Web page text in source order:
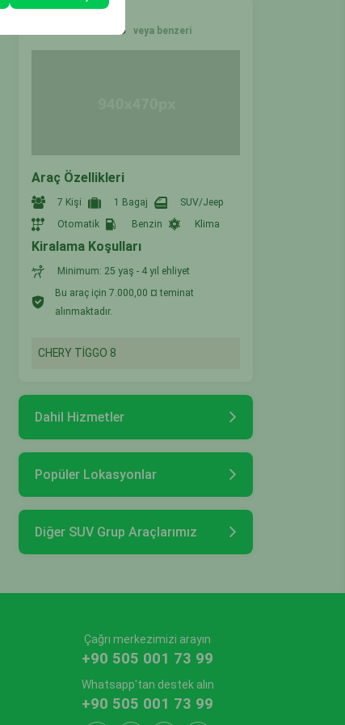
CHERY TİGGO 8 veya benzeri
Araç Özellikleri
7 Kişi 1 Bagaj
SUV/Jeep
Otomatik
Benzin Klima
Kiralama Koşulları
Minimum: 25 yaş - 4 yıl ehliyet
Bu araç için 7.000,00 ¤ teminat
alınmaktadır.
CHERY TİGGO 8
Dahil Hizmetler
Popüler Lokasyonlar
Diğer SUV Grup Araçlarımız
Çağrı merkezimizi arayın
+90 505 001 73 99
Whatsapp'tan destek alın
+90 505 001 73 99